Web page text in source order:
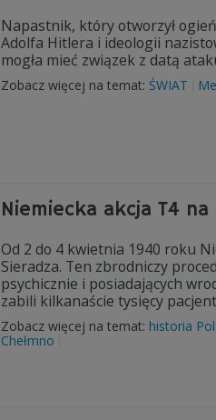
Napastnik, który otworzył
Adolfa Hitlera i ideologii
mogła mieć związek z datą
Zobacz więcej na temat: ŚWIAT
Niemiecka akcja T4
Od 2 do 4 kwietnia 1940 roku
Sieradza. Ten zbrodniczy
psychicznie i posiadających
zabili kilkanaście tysięcy
Zobacz więcej na temat: historia
Chełmno